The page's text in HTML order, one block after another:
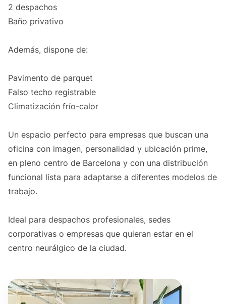
2 despachos
Baño privativo
Además, dispone de:
Pavimento de parquet
Falso techo registrable
Climatización frío-calor
Un espacio perfecto para empresas que buscan una
oficina con imagen, personalidad y ubicación prime,
en pleno centro de Barcelona y con una distribución
funcional lista para adaptarse a diferentes modelos de
trabajo.
Ideal para despachos profesionales, sedes
corporativas o empresas que quieran estar en el
centro neurálgico de la ciudad.